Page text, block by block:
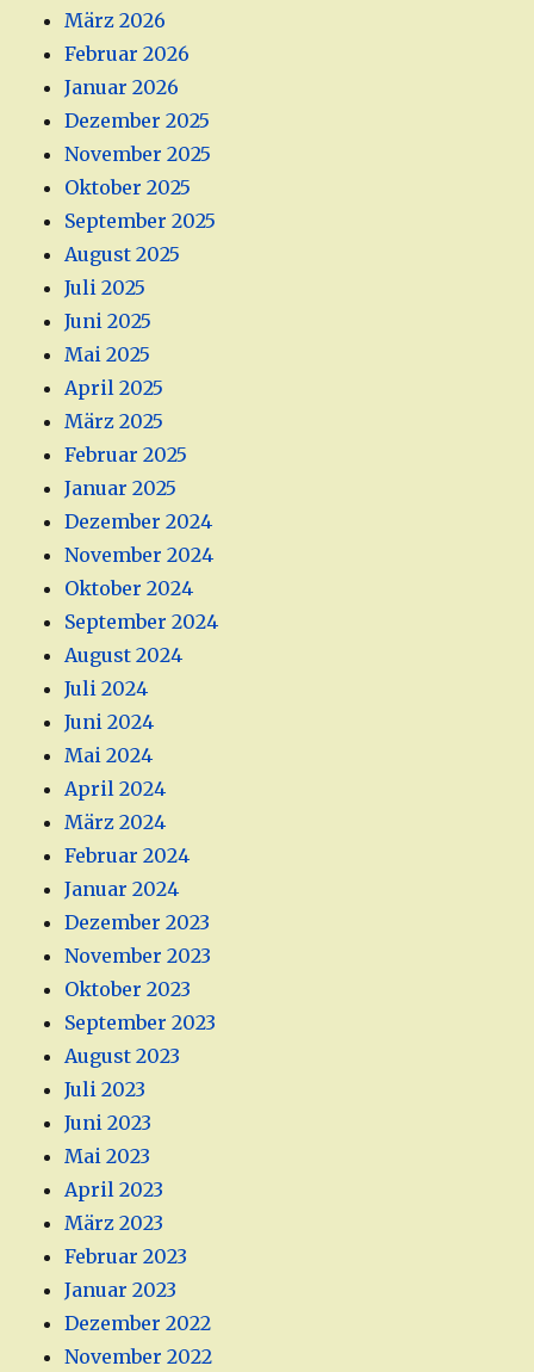
März 2026
Februar 2026
Januar 2026
Dezember 2025
November 2025
Oktober 2025
September 2025
August 2025
Juli 2025
Juni 2025
Mai 2025
April 2025
März 2025
Februar 2025
Januar 2025
Dezember 2024
November 2024
Oktober 2024
September 2024
August 2024
Juli 2024
Juni 2024
Mai 2024
April 2024
März 2024
Februar 2024
Januar 2024
Dezember 2023
November 2023
Oktober 2023
September 2023
August 2023
Juli 2023
Juni 2023
Mai 2023
April 2023
März 2023
Februar 2023
Januar 2023
Dezember 2022
November 2022